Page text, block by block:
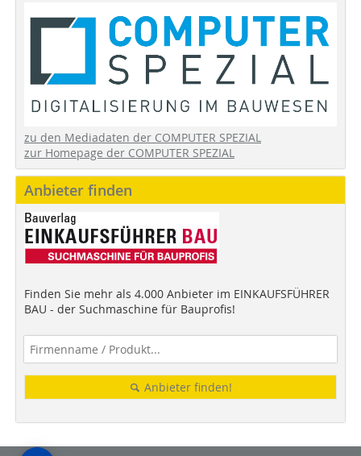
zu den Mediadaten der COMPUTER SPEZIAL
zur Homepage der COMPUTER SPEZIAL
Anbieter finden
Finden Sie mehr als 4.000 Anbieter im EINKAUFSFÜHRER
BAU - der Suchmaschine für Bauprofis!
Anbieter finden!